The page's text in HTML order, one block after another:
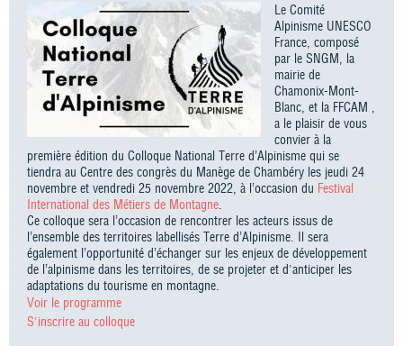
Le Comité
Alpinisme UNESCO
France, composé
par le SNGM, la
mairie de
Chamonix-Mont-
Blanc, et la FFCAM ,
a le plaisir de vous
convier à la
première édition du Colloque National Terre d’Alpinisme qui se
tiendra au Centre des congrès du Manège de Chambéry les jeudi 24
novembre et vendredi 25 novembre 2022, à l’occasion du Festival
International des Métiers de Montagne
Ce colloque sera l’occasion de rencontrer les acteurs issus de
l’ensemble des territoires labellisés Terre d’Alpinisme. Il sera
également l’opportunité d’échanger sur les enjeux de développement
de l’alpinisme dans les territoires, de se projeter et d'anticiper les
adaptations du tourisme en montagne.
Voir le programme
S'inscrire au colloque